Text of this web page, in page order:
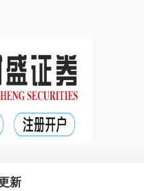
新